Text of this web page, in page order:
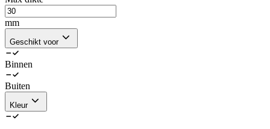
mm
Geschikt voor
Binnen
Buiten
Kleur